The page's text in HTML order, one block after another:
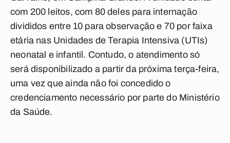
com 200 leitos, com 80 deles para internação
divididos entre 10 para observação e 70 por faixa
etária nas Unidades de Terapia Intensiva (UTIs)
neonatal e infantil. Contudo, o atendimento só
será disponibilizado a partir da próxima terça-feira,
uma vez que ainda não foi concedido o
credenciamento necessário por parte do Ministério
da Saúde.